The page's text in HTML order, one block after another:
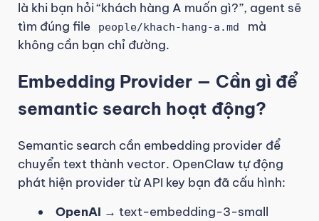
là khi bạn hỏi “khách hàng A muốn gì?”, agent sẽ
tìm đúng file
people/khach-hang-a.md
mà
không cần bạn chỉ đường.
Embedding Provider — Cần gì để
semantic search hoạt động?
Semantic search cần embedding provider để
chuyển text thành vector. OpenClaw tự động
phát hiện provider từ API key bạn đã cấu hình:
OpenAI → text-embedding-3-small